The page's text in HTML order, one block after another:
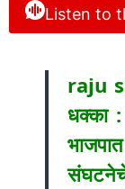
Listen to
raju
धक्का